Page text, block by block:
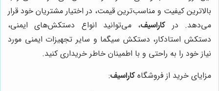
بالاترین کیفیت و مناسب‌ترین قیمت، در اختیار مشتریان خود قرار
می‌دهد. در کاراسیف، می‌توانید انواع دستکش‌های ایمنی،
دستکش استادکار، دستکش سیگما و سایر تجهیزات ایمنی مورد
نیاز خود را به راحتی و با اطمینان خاطر خریداری کنید.
مزایای خرید از فروشگاه کاراسیف: